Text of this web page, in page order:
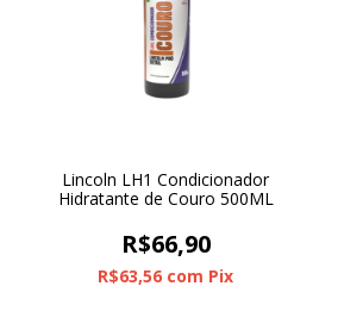
Lincoln LH1 Condicionador
Hidratante de Couro 500ML
R$66,90
R$63,56 com Pix